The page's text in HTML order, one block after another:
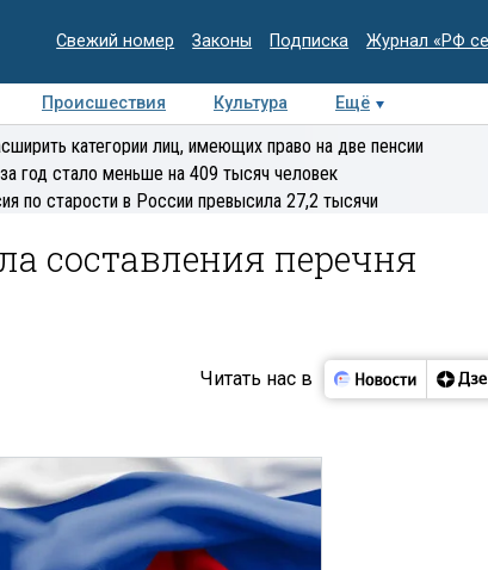
Свежий номер Законы Подписка Журнал «РФ
Происшествия Культура
Ещё
Интервью Колумнисты
категории лиц, имеющих право на две пенсии
год стало меньше на 409 тысяч человек
по старости в России превысила 27,2 тысячи
составления перечня
Читать нас в